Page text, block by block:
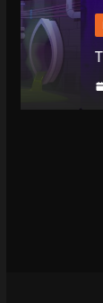
LOCALES
TOP
7 agosto,